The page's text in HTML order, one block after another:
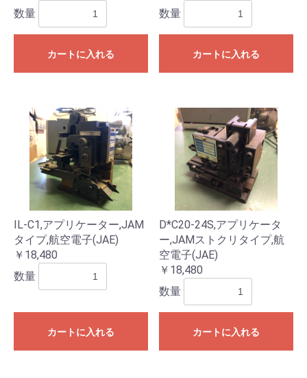
数量
カートに入れる
数量
カートに入れる
IL-C1,アプリケーター,JAM
タイプ,航空電子(JAE)
￥18,480
数量
カートに入れる
D*C20-24S,アプリケータ
ー,JAMストクリタイプ,航
空電子(JAE)
￥18,480
数量
カートに入れる